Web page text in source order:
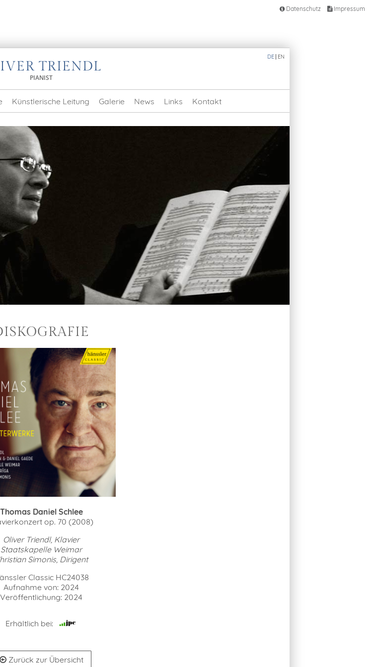
Datenschutz Impressum
DE EN
TRIENDL
PIANIST
Künstlerische Leitung Galerie News Links Kontakt
Thomas Daniel Schlee
op. 70 (2008)
Oliver Triendl, Klavier
Staatskapelle Weimar
Simonis, Dirigent
Classic HC24038
Aufnahme von: 2024
Veröffentlichung: 2024
Erhältlich bei:
Zurück zur Übersicht